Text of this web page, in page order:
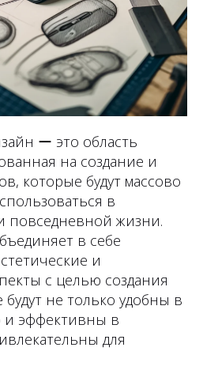
ー это область
на создание и
которые будут массово
в
жизни.
в себе
и
с целью создания
не только удобны в
и эффективны в
для